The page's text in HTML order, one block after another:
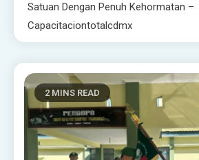
Satuan Dengan Penuh Kehormatan –
Capacitaciontotalcdmx
2 MINS READ